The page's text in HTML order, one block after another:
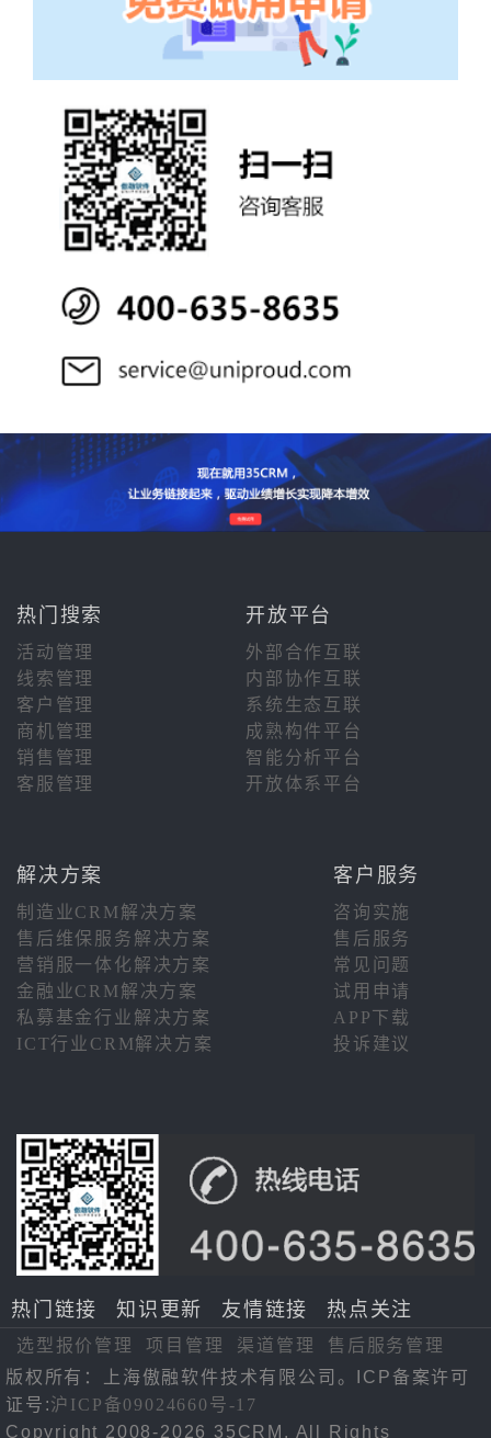
热门搜索 开放平台
活动管理
外部合作互联
线索管理
内部协作互联
客户管理
系统生态互联
商机管理
成熟构件平台
销售管理
智能分析平台
客服管理
开放体系平台
解决方案 客户服务
制造业CRM解决方案
咨询实施
售后维保服务解决方案
售后服务
营销服一体化解决方案
常见问题
金融业CRM解决方案
试用申请
私募基金行业解决方案
APP下载
ICT行业CRM解决方案
投诉建议
热门链接 知识更新 友情链接 热点关注
选型报价管理 项目管理 渠道管理
售后服务管理
版权所有：上海傲融软件技术有限公司。ICP备案许可
证号:沪ICP备09024660号-17
Copyright 2008-2026 35CRM. All Rights